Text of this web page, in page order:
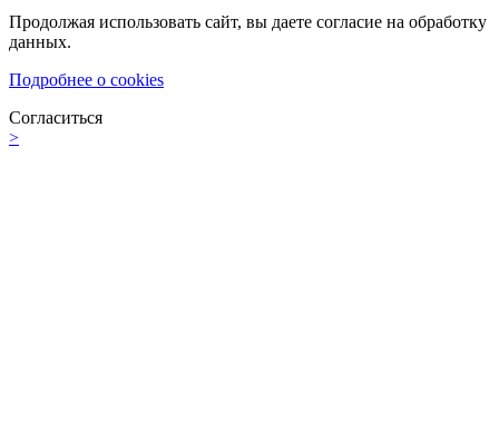
Продолжая использовать сайт, вы даете согласие на обработку
данных.
Подробнее о cookies
Согласиться
>